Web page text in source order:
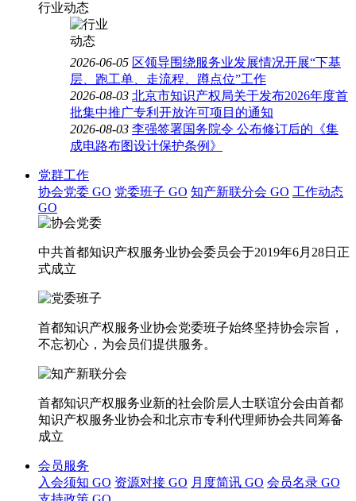
行业动态
2026-06-05 区领导围绕服务业发展情况开展“下基
层、跑工单、走流程、蹲点位”工作
2026-08-03 北京市知识产权局关于发布2026年度首
批集中推广专利开放许可项目的通知
2026-08-03 李强签署国务院令 公布修订后的《集
成电路布图设计保护条例》
党群工作
协会党委 GO 党委班子 GO 知产新联分会 GO 工作动态
GO
中共首都知识产权服务业协会委员会于2019年6月28日正
式成立
首都知识产权服务业协会党委班子始终坚持协会宗旨，
不忘初心，为会员们提供服务。
首都知识产权服务业新的社会阶层人士联谊分会由首都
知识产权服务业协会和北京市专利代理师协会共同筹备
成立
会员服务
入会须知 GO 资源对接 GO 月度简讯 GO 会员名录 GO